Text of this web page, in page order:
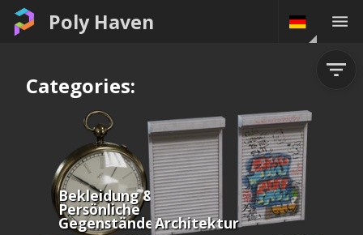
Poly Haven
Categories:
Bekleidung &
Persönliche
GegenständeArchitektur